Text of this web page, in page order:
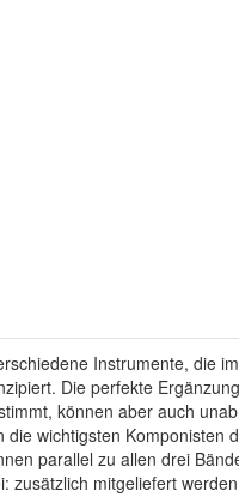
Instrumente, die
Die perfekte
können aber auch
wichtigsten Komponisten
parallel zu allen drei
mitgeliefert